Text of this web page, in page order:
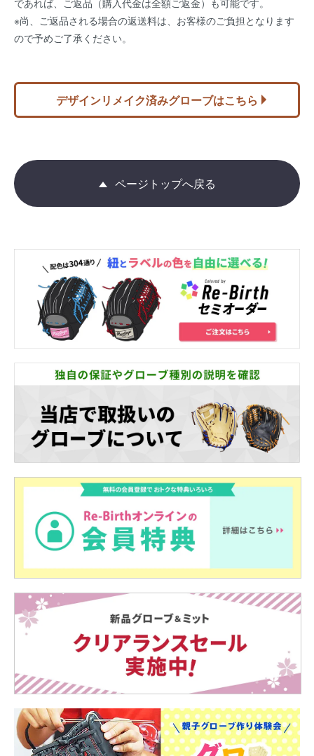
※尚、ご返品される場合の返送料は、お客様のご負担となります
ので予めご了承ください。
デザインリメイク済みグローブはこちら
ページトップへ戻る